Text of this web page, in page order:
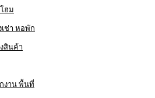
ฮม
ช่า หอพัก
สินค้า
งาน พื้นที่